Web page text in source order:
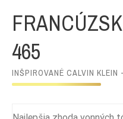
465
INŠPIROVANÉ CALVIN KLEIN